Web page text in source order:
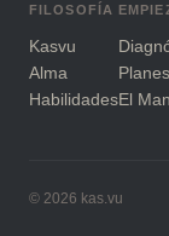
FILOSOFÍA
Kasvu
Alma
Habilidades
Planes
El
© 2026 kas.vu